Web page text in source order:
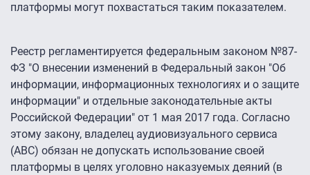
платформы могут похвастаться таким показателем.
Реестр регламентируется федеральным законом №87-
ФЗ "О внесении изменений в Федеральный закон "Об
информации, информационных технологиях и о защите
информации" и отдельные законодательные акты
Российской Федерации" от 1 мая 2017 года. Согласно
этому закону, владелец аудиовизуального сервиса
(АВС) обязан не допускать использование своей
платформы в целях уголовно наказуемых деяний (в